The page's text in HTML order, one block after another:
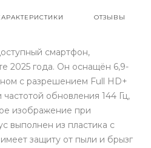
ОТЗЫВЫ
смартфон,
2025 года. Он оснащён 6,9-
с разрешением Full HD+
обновления 144 Гц,
изображение при
выполнен из пластика с
защиту от пыли и брызг